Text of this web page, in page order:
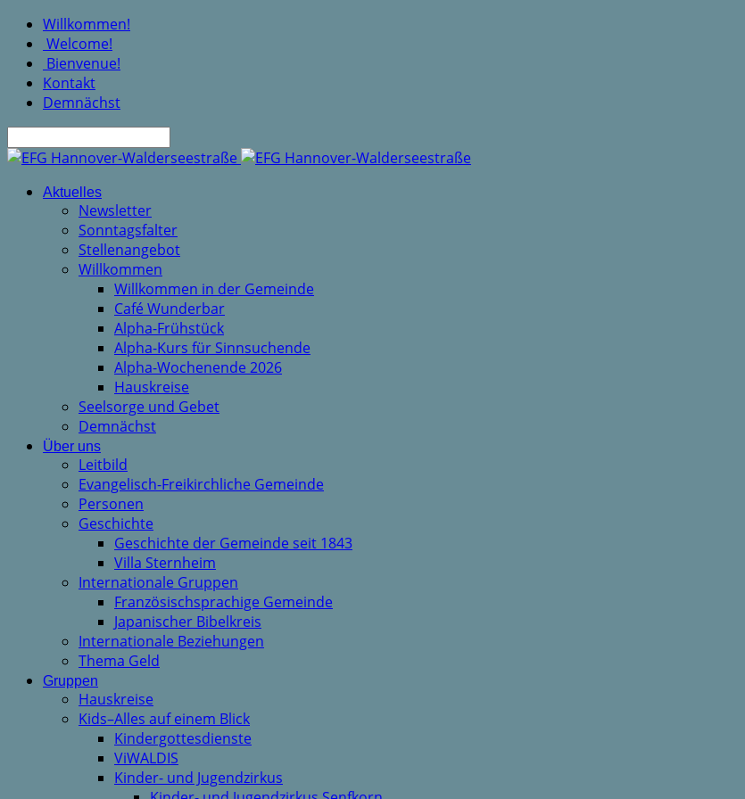
Willkommen!
Welcome!
Bienvenue!
Kontakt
Demnächst
Aktuelles
Newsletter
Sonntagsfalter
Stellenangebot
Willkommen
Willkommen in der Gemeinde
Café Wunderbar
Alpha-Frühstück
Alpha-Kurs für Sinnsuchende
Alpha-Wochenende 2026
Hauskreise
Seelsorge und Gebet
Demnächst
Über uns
Leitbild
Evangelisch-Freikirchliche Gemeinde
Personen
Geschichte
Geschichte der Gemeinde seit 1843
Villa Sternheim
Internationale Gruppen
Französischsprachige Gemeinde
Japanischer Bibelkreis
Internationale Beziehungen
Thema Geld
Gruppen
Hauskreise
Kids–Alles auf einem Blick
Kindergottesdienste
ViWALDIS
Kinder- und Jugendzirkus